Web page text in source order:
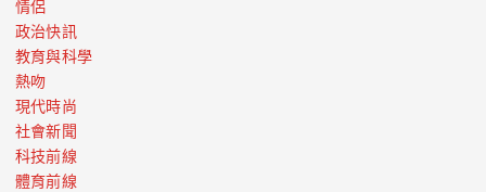
情侶
政治快訊
教育與科學
熱吻
現代時尚
社會新聞
科技前線
體育前線